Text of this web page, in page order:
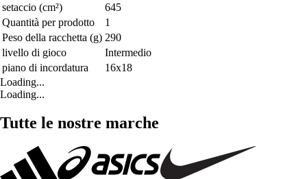
setaccio (cm²)
645
Quantità per prodotto
1
Peso della racchetta (g) 290
livello di gioco
Intermedio
piano di incordatura
16x18
Loading...
Loading...
Tutte le nostre marche